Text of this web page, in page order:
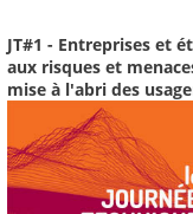
JT#1 - Entreprises et
aux risques et
mise à l'abri des